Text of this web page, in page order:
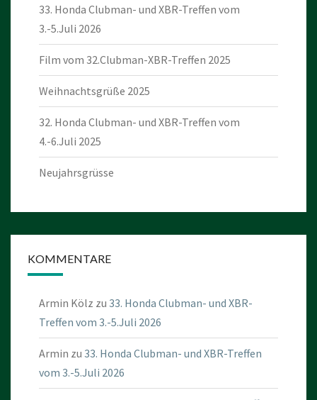
33. Honda Clubman- und XBR-Treffen vom
3.-5.Juli 2026
Film vom 32.Clubman-XBR-Treffen 2025
Weihnachtsgrüße 2025
32. Honda Clubman- und XBR-Treffen vom
4.-6.Juli 2025
Neujahrsgrüsse
KOMMENTARE
Armin Kölz zu 33. Honda Clubman- und XBR-
Treffen vom 3.-5.Juli 2026
Armin zu 33. Honda Clubman- und XBR-Treffen
vom 3.-5.Juli 2026